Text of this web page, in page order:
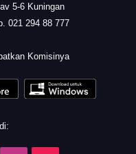
5-6 Kuningan
021 294 88 777
Komisinya